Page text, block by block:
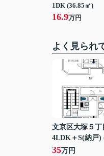
1DK (36.85㎡)
16.9万円
よく見られ
文京区大塚５丁
4LDK＋S(納戸)
35万円